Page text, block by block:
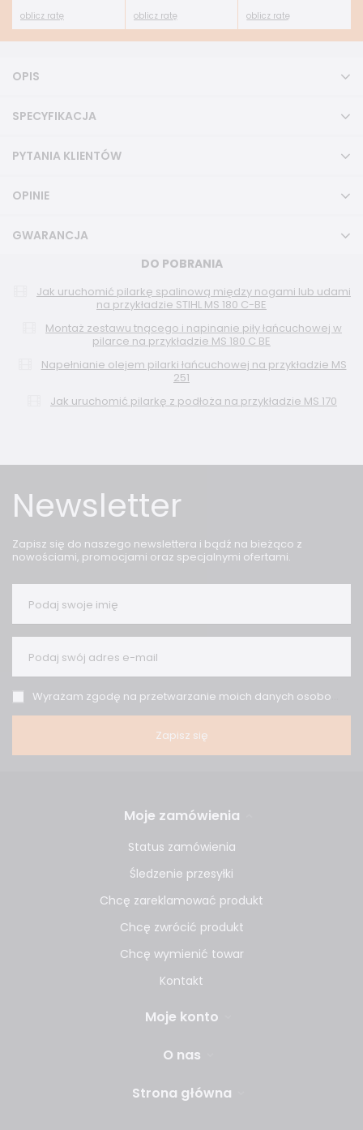
oblicz ratę oblicz ratę oblicz ratę
OPIS
SPECYFIKACJA
PYTANIA KLIENTÓW
OPINIE
GWARANCJA
DO POBRANIA
Jak uruchomić pilarkę spalinową między nogami lub udami
na przykładzie STIHL MS 180 C-BE
Montaż zestawu tnącego i napinanie piły łańcuchowej w
pilarce na przykładzie MS 180 C BE
Napełnianie olejem pilarki łańcuchowej na przykładzie MS
251
Jak uruchomić pilarkę z podłoża na przykładzie MS 170
Newsletter
Zapisz się do naszego newslettera i bądź na bieżąco z
nowościami, promocjami oraz specjalnymi ofertami.
Podaj swoje imię
Podaj swój adres e-mail
Wyrażam zgodę na przetwarzanie moich danych osobowych (adres e-mail) na potrzeby wysyłki newslettera z informacją handlową (marketing). Więcej w
Zapisz się
Moje zamówienia
Status zamówienia
Śledzenie przesyłki
Chcę zareklamować produkt
Chcę zwrócić produkt
Chcę wymienić towar
Kontakt
Moje konto
O nas
Strona główna